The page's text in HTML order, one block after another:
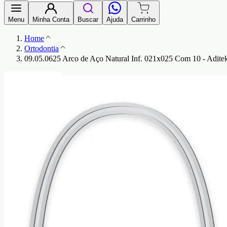
Menu Minha Conta Buscar Ajuda Carrinho
Home
Ortodontia
09.05.0625 Arco de Aço Natural Inf. 021x025 Com 10 -